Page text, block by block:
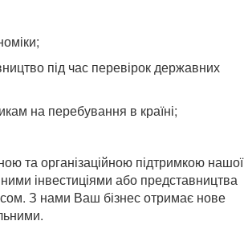
під час перевірок державних
на перебування в країні;
та організаційною підтримкою нашої
інвестиціями або представництва
З нами Ваш бізнес отримає нове